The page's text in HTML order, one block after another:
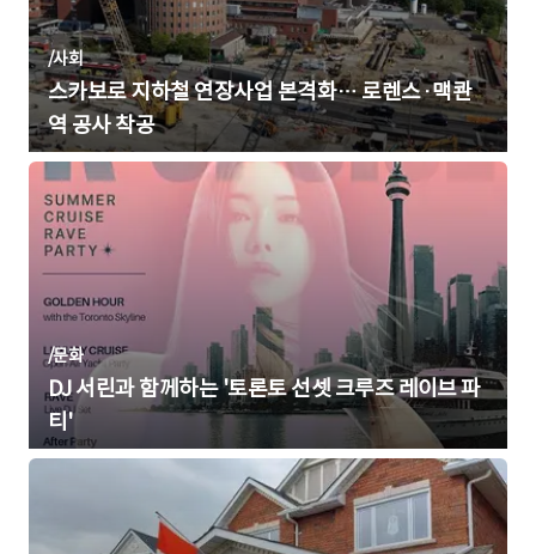
/사회
스카보로 지하철 연장사업 본격화… 로렌스·맥콴
역 공사 착공
/문화
DJ 서린과 함께하는 '토론토 선셋 크루즈 레이브 파
티'